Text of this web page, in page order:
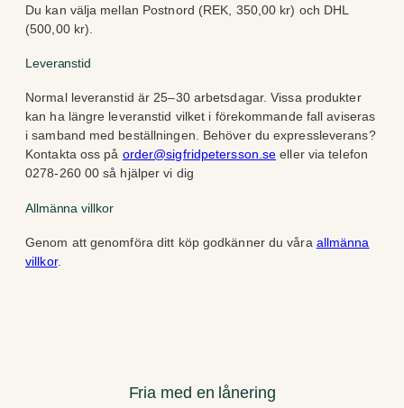
Du kan välja mellan Postnord (REK, 350,00 kr) och DHL
(500,00 kr).
Leveranstid
Normal leveranstid är 25–30 arbetsdagar. Vissa produkter
kan ha längre leveranstid vilket i förekommande fall aviseras
i samband med beställningen. Behöver du expressleverans?
Kontakta oss på order@sigfridpetersson.se eller via telefon
0278-260 00 så hjälper vi dig
Allmänna villkor
Genom att genomföra ditt köp godkänner du våra allmänna
villkor.
Fria med en lånering